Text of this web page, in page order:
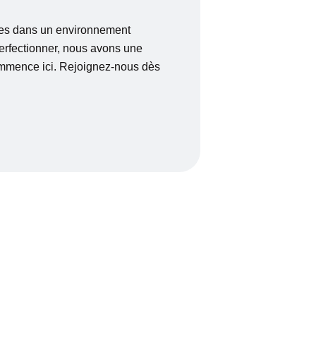
dans un environnement
nous avons une
ici. Rejoignez-nous dès